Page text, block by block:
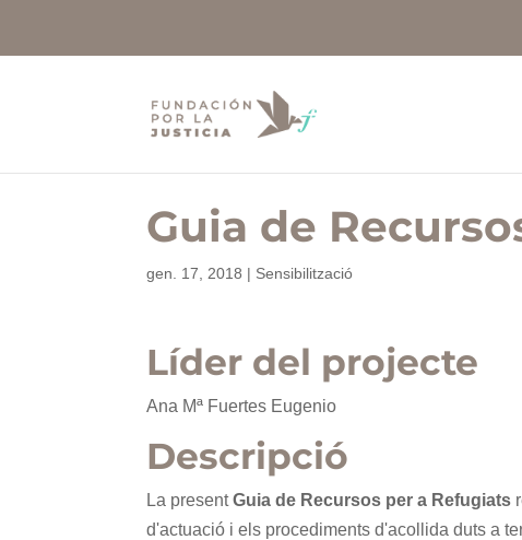
Guia de
gen. 17, 2018 | Sensibilització
Líder del projecte
Ana Mª Fuertes Eugenio
Descripció
La presentGuia de Recursos per a Refugiats
d'actuació i els procediments d'acollida duts a